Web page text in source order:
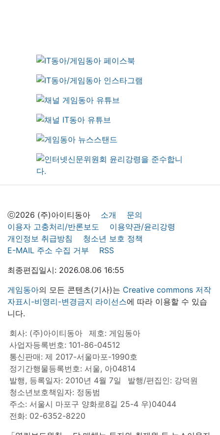
ⓒ2026 (주)아이티동아 소개
문의
이용자 고충처리/반론보도
이용약관/윤리강령
개인정보 취급방침
청소년 보호 정책
E-MAIL 주소 수집 거부
RSS
최종편집일시: 2026.08.06 16:55
게임동아의 모든 콘텐츠(기사)는 Creative commons 저작
자표시-비영리-변경금지 라이선스에 따라 이용할 수 있습
니다.
회사: (주)아이티동아
제호: 게임동아
사업자등록번호: 101-86-04512
통신판매: 제 2017-서울마포-1990호
정기간행물등록번호: 서울, 아04814
발행, 등록일자: 2010년 4월 7일
발행/편집인: 강덕원
청소년보호책임자: 정동범
주소: 서울시 마포구 양화로8길 25-4 우)04044
전화: 02-6352-8220